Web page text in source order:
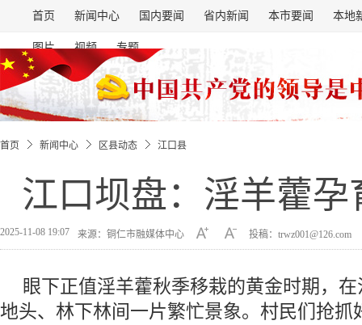
首页 新闻中心 国内要闻 省内新闻 本市要闻 本地
图片 视频 专题
首页 新闻中心 区县动态 江口县
江口坝盘：淫羊藿孕
2025-11-08 19:07 来源：铜仁市融媒体中心 投稿：trwz001@126.com
眼下正值淫羊藿秋季移栽的黄金时期，
地头、林下林间一片繁忙景象。村民们抢抓